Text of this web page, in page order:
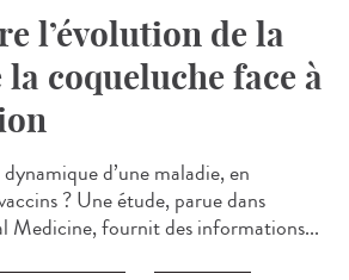
l’évolution de la
coqueluche face à
d’une maladie, en
? Une étude, parue dans
Medicine, fournit des informations...